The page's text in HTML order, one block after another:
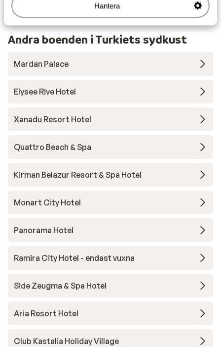
Hantera
Närmaste restaurang ca 2 km
Andra boenden i Turkiets sydkust
Mardan Palace
Elysee Rive Hotel
Xanadu Resort Hotel
Quattro Beach & Spa
Kirman Belazur Resort & Spa Hotel
Monart City Hotel
Panorama Hotel
Ramira City Hotel - endast vuxna
Side Zeugma & Spa Hotel
Aria Resort Hotel
Club Kastalia Holiday Village